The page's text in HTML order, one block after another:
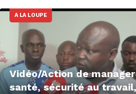
A LA LOUPE
Vidéo/Action de
santé, sécurité au travail,